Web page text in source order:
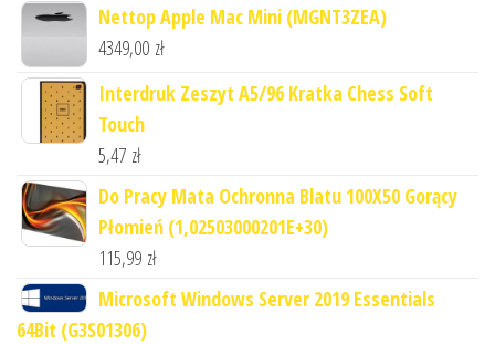
Nettop Apple Mac Mini (MGNT3ZEA)
4349,00 zł
Interdruk Zeszyt A5/96 Kratka Chess Soft
Touch
5,47 zł
Do Pracy Mata Ochronna Blatu 100X50 Gorący
Płomień (1,02503000201E+30)
115,99 zł
Microsoft Windows Server 2019 Essentials
64Bit (G3S01306)